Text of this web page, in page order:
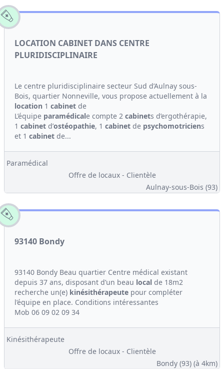
LOCATION CABINET DANS CENTRE
PLURIDISCIPLINAIRE
Le centre pluridisciplinaire secteur Sud d’Aulnay sous-
Bois, quartier Nonneville, vous propose actuellement à la
location 1 cabinet de
L’équipe paramédicale compte 2 cabinets d’ergothérapie,
1 cabinet d’ostéopathie, 1 cabinet de psychomotriciens
et 1 cabinet de...
Paramédical
Offre de locaux - Clientèle
Aulnay-sous-Bois (93)
93140 Bondy
93140 Bondy Beau quartier Centre médical existant
depuis 37 ans, disposant d’un beau local de 18m2
recherche un(e) kinésithérapeute pour compléter
l’équipe en place. Conditions intéressantes
Mob 06 09 02 09 34
Kinésithérapeute
Offre de locaux - Clientèle
Bondy (93) (à 4km)